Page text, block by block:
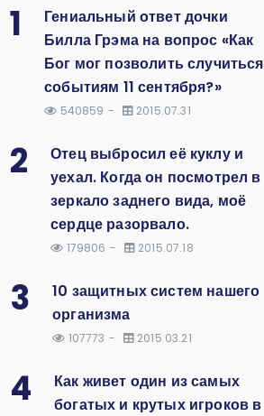
1
Гениальный ответ дочки
Билла Грэма на вопрос «Как
Бог мог позволить случиться
событиям 11 сентября?»
540859 2015.07.31
2
Отец выбросил её куклу и
уехал. Когда он посмотрел в
зеркало заднего вида, моё
сердце разорвало.
179806 2015.07.18
3
10 защитных систем нашего
организма
107773 2015.03.21
4
Как живет один из самых
богатых и крутых игроков в